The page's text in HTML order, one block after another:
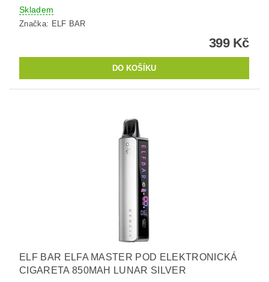
Skladem
Značka: ELF BAR
399 Kč
ELF BAR ELFA MASTER POD ELEKTRONICKÁ
CIGARETA 850MAH LUNAR SILVER